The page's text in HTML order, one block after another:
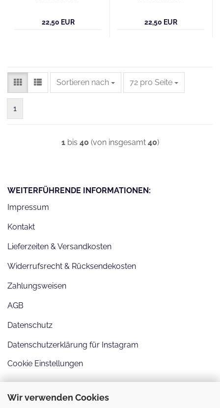
Wir verwenden Cookies
22,50 EUR 22,50 EUR
Sortieren nach
Sortieren nach 72 pro Seite
pro Seite
1
1bis 40 (von insgesamt 40)
WEITERFÜHRENDE INFORMATIONEN:
Impressum
Kontakt
Lieferzeiten & Versandkosten
Widerrufsrecht & Rücksendekosten
Zahlungsweisen
AGB
Datenschutz
Datenschutzerklärung für Instagram
Cookie Einstellungen